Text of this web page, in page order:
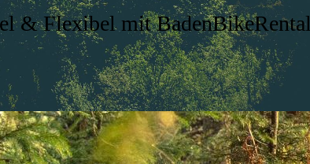
& Flexibel mit BadenBikeRental